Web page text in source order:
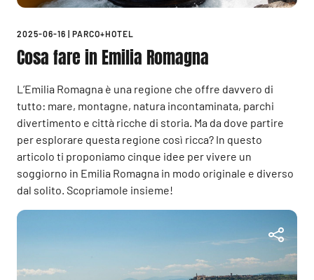
2025-06-16 PARCO+HOTEL
Cosa fare in Emilia Romagna
L’Emilia Romagna è una regione che offre davvero di
tutto: mare, montagne, natura incontaminata, parchi
divertimento e città ricche di storia. Ma da dove partire
per esplorare questa regione così ricca? In questo
articolo ti proponiamo cinque idee per vivere un
soggiorno in Emilia Romagna in modo originale e diverso
dal solito. Scopriamole insieme!